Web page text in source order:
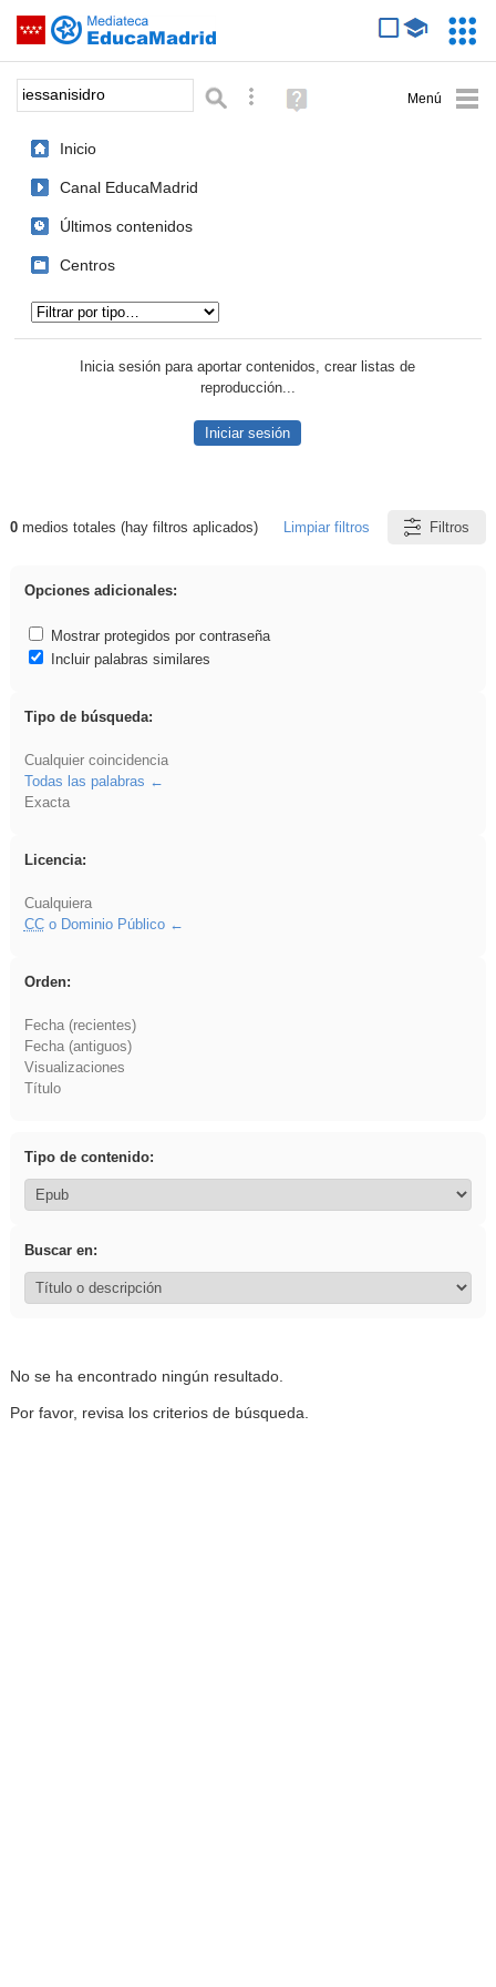
Saltar navegación
Palabra o frase: Búsqueda avanzada
Ayuda
(en
Inicio
Canal EducaMadrid
Últimos contenidos
Centros
Inicia sesión para aportar contenidos, crear listas de
reproducción...
Iniciar sesión
Resultados de: iessanisidro
0medios totales (hay filtros aplicados) Limpiar filtros Filtros
Opciones adicionales:
Mostrar protegidos por contraseña
Incluir palabras similares
Tipo de búsqueda:
Cualquier coincidencia
Todas las palabras
Exacta
Licencia:
Cualquiera
CCo Dominio Público
Orden:
Fecha (recientes)
Fecha (antiguos)
Visualizaciones
Título
Tipo de contenido:
Buscar en:
No se ha encontrado ningún resultado.
Por favor, revisa los criterios de búsqueda.